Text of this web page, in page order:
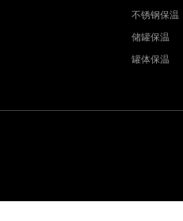
不锈钢保温
储罐保温
罐体保温